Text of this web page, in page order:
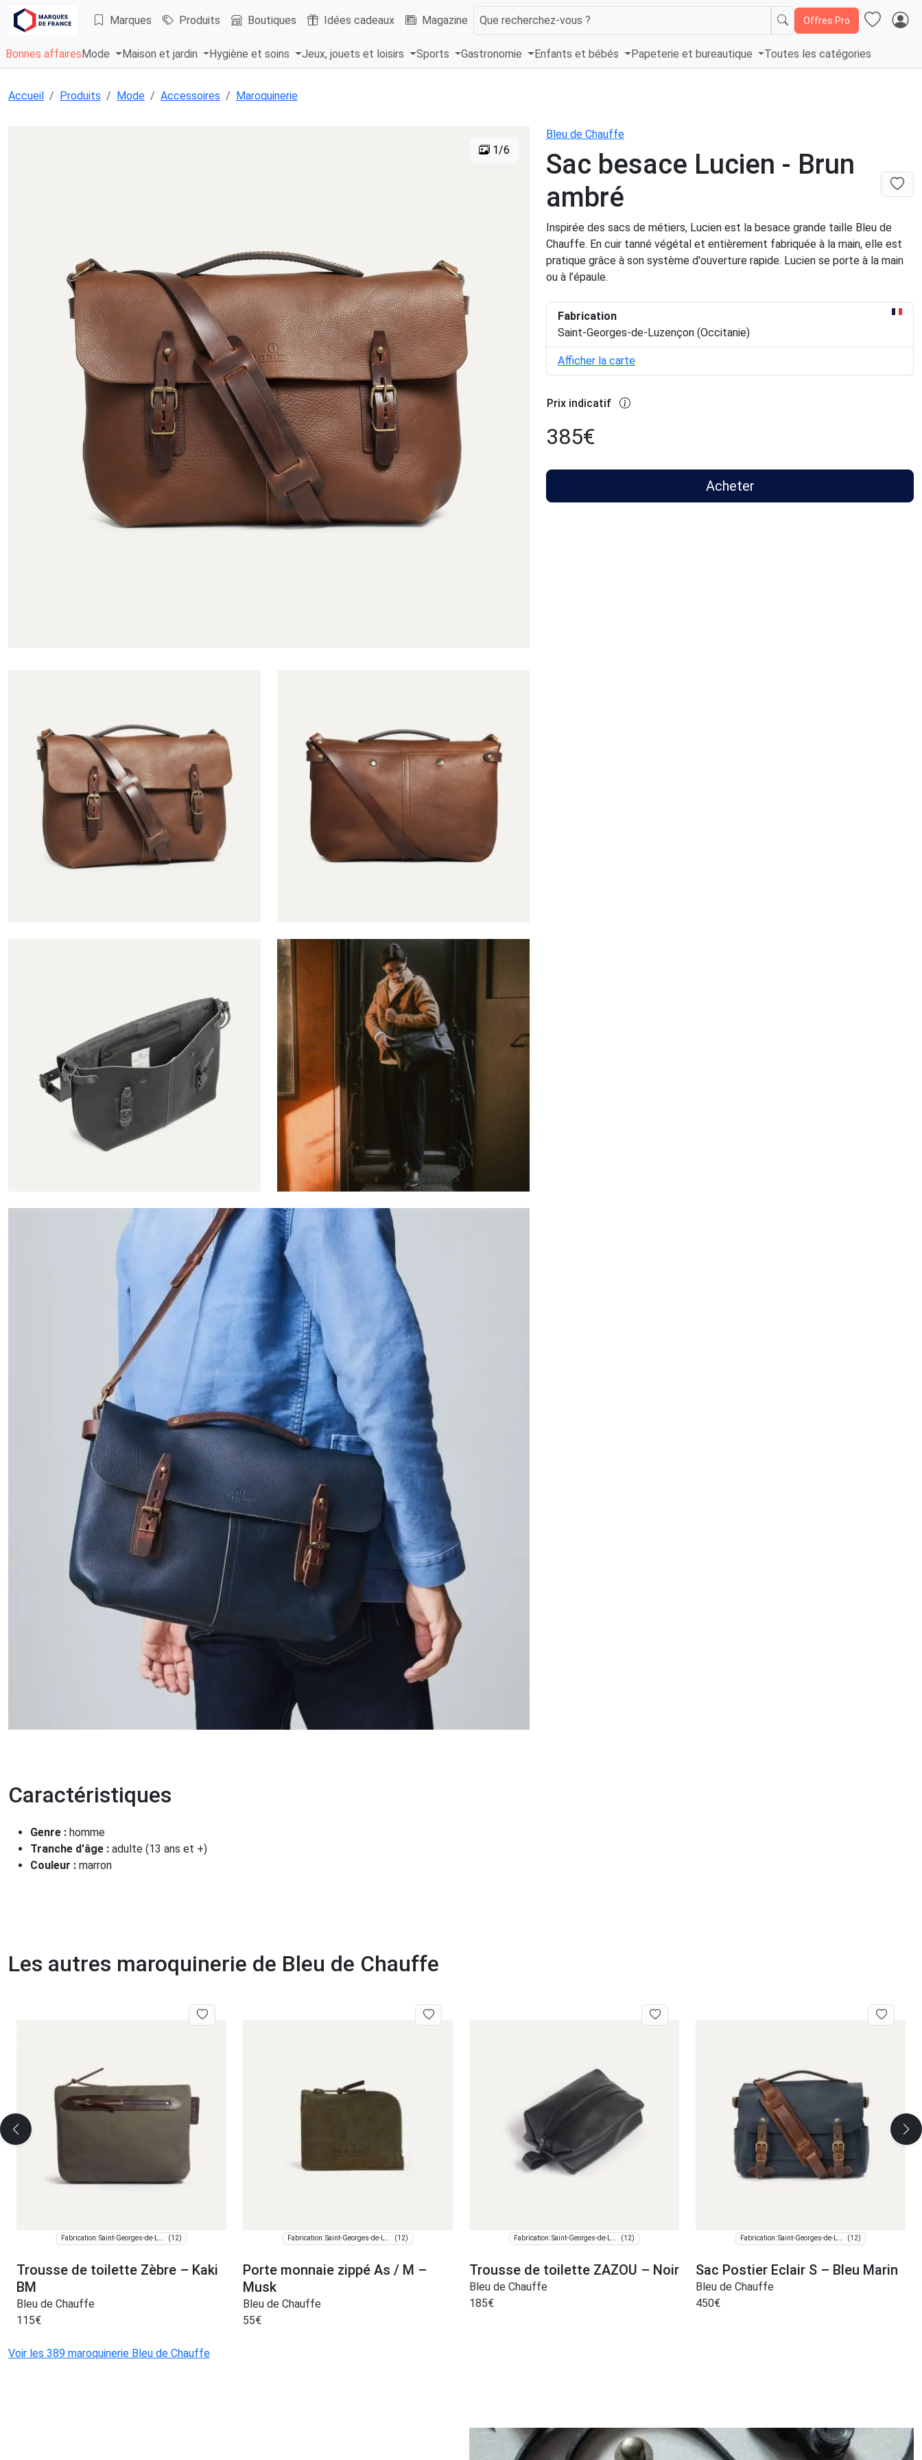
Marques Produits Boutiques Idées cadeaux Magazine Que recherchez-vous ? Offres Pro
Bonnes affaires Mode Maison et jardin Hygiène et soins Jeux, jouets et loisirs Sports Gastronomie Enfants et bébés Papeterie et bureautique Toutes les catégories
Accueil Produits Mode Accessoires Maroquinerie
1/6
Bleu de Chauffe
Sac besace Lucien - Brun
ambré
Inspirée des sacs de métiers, Lucien est la besace grande taille Bleu de
Chauffe. En cuir tanné végétal et entièrement fabriquée à la main, elle est
pratique grâce à son système d'ouverture rapide. Lucien se porte à la main
ou à l’épaule.
Fabrication
Saint-Georges-de-Luzençon (Occitanie)
Afficher la carte
Prix indicatif
385€
Acheter
Caractéristiques
Genre : homme
Tranche d'âge : adulte (13 ans et +)
Couleur : marron
Les autres maroquinerie de Bleu de Chauffe
Fabrication: Saint-Georges-de-Luzençon (12)
Trousse de toilette Zèbre – Kaki
BM
Bleu de Chauffe
115€
Fabrication: Saint-Georges-de-Luzençon (12)
Porte monnaie zippé As / M –
Musk
Bleu de Chauffe
55€
Fabrication: Saint-Georges-de-Luzençon (12)
Trousse de toilette ZAZOU – Noir
Bleu de Chauffe
185€
Fabrication: Saint-Georges-de-Luzençon (12)
Sac Postier Eclair S – Bleu Marin
Bleu de Chauffe
450€
Voir les 389 maroquinerie Bleu de Chauffe